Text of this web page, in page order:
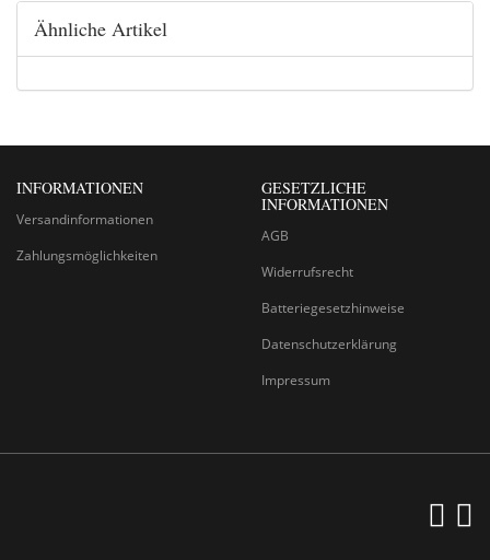
Ähnliche Artikel
INFORMATIONEN
Versandinformationen
Zahlungsmöglichkeiten
GESETZLICHE
INFORMATIONEN
AGB
Widerrufsrecht
Batteriegesetzhinweise
Datenschutzerklärung
Impressum